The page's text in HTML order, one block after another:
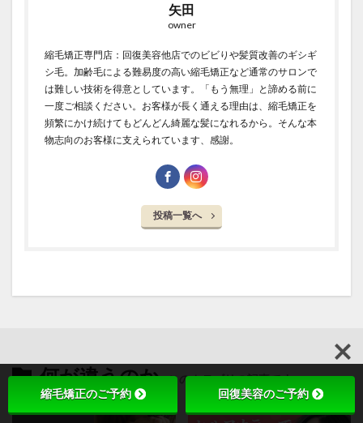
矢田
owner
縮毛矯正専門店：回復美容他店でのビビりや髪質改善のギシギ
シ毛。加齢毛による難易度の高い縮毛矯正など通常のサロンで
は難しい技術を得意としています。「もう無理」と諦める前に
一度ご相談ください。お客様が長く通える理由は、縮毛矯正を
頻繁にかけ続けてもどんどん綺麗な髪になれるから。そんな本
物志向のお客様に支えられています、感謝。
投稿一覧へ
何が違うのか このカテゴリの記事です
縮毛矯正のご予約 回復美容のご予約